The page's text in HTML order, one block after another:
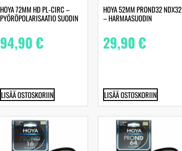
HOYA 72MM HD PL-CIRC –
PYÖRÖPOLARISAATIO SUODIN
94,90€
LISÄÄ OSTOSKORIIN
HOYA 52MM PROND32 NDX32
– HARMAASUODIN
29,90€
LISÄÄ OSTOSKORIIN